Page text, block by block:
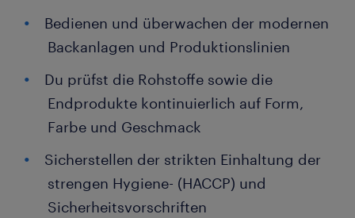
Bedienen und überwachen der modernen
Backanlagen und Produktionslinien
Du prüfst die Rohstoffe sowie die
Endprodukte kontinuierlich auf Form,
Farbe und Geschmack
Sicherstellen der strikten Einhaltung der
strengen Hygiene- (HACCP) und
Sicherheitsvorschriften